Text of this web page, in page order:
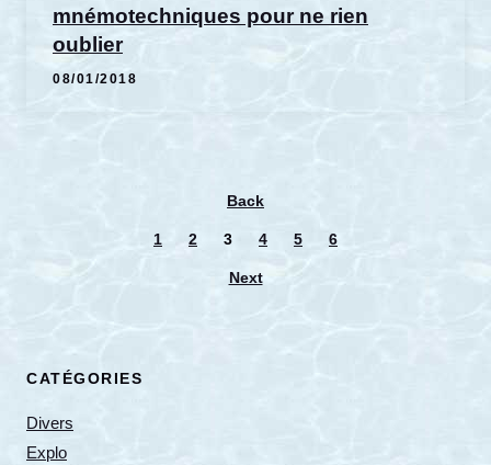
mnémotechniques pour ne rien
oublier
08/01/2018
Back
1 2 3 4 5 6
Next
CATÉGORIES
Divers
Explo